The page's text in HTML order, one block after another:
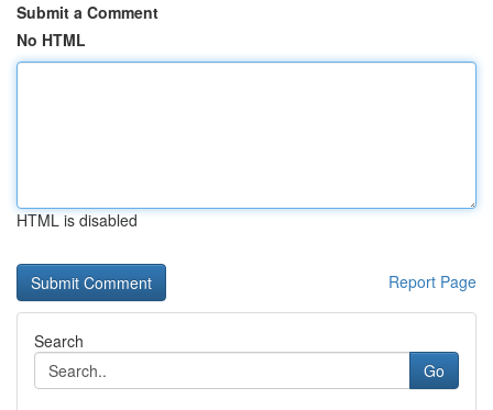
Submit a Comment
No HTML
HTML is disabled
Report Page
Search
Go